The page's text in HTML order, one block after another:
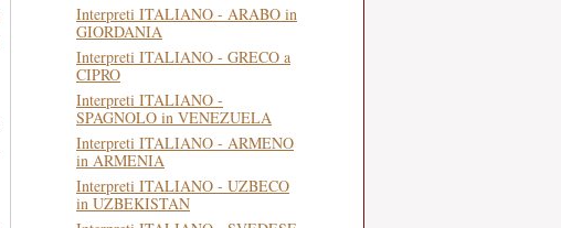
Interpreti ITALIANO - ARABO in
GIORDANIA
Interpreti ITALIANO - GRECO a
CIPRO
Interpreti ITALIANO -
SPAGNOLO in VENEZUELA
Interpreti ITALIANO - ARMENO
in ARMENIA
Interpreti ITALIANO - UZBECO
in UZBEKISTAN